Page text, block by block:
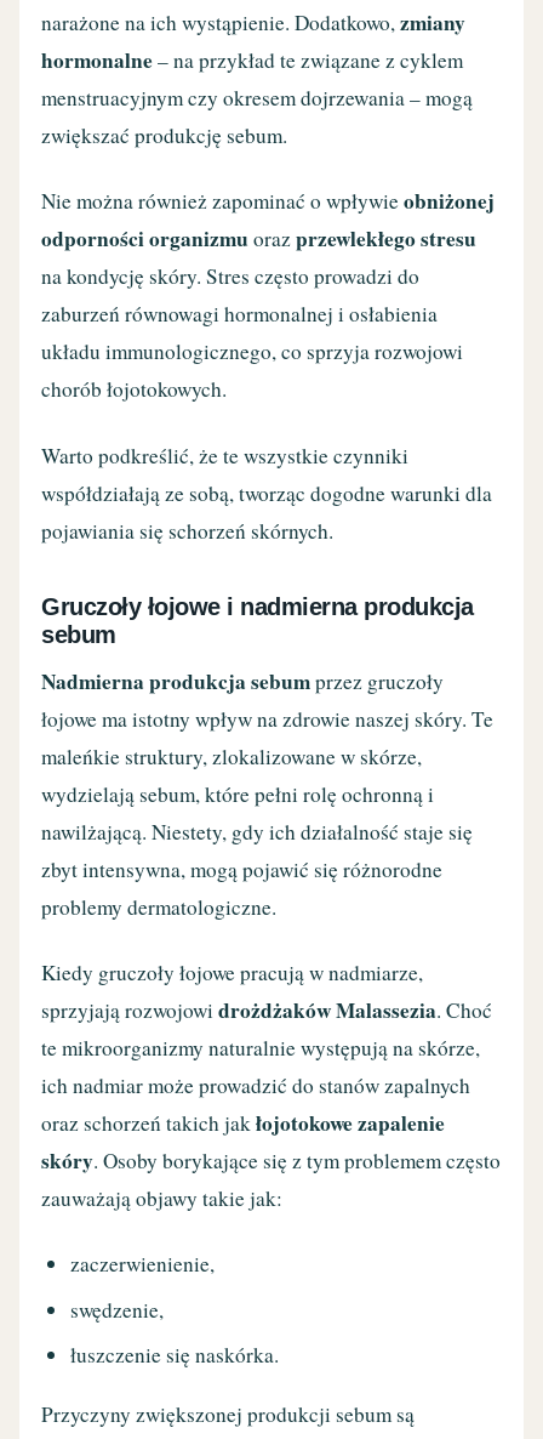
narażone na ich wystąpienie. Dodatkowo,zmiany
hormonalne– na przykład te związane z cyklem
menstruacyjnym czy okresem dojrzewania – mogą
zwiększać produkcję sebum.
Nie można również zapominać o wpływieobniżonej
odporności organizmuorazprzewlekłego stresu
na kondycję skóry. Stres często prowadzi do
zaburzeń równowagi hormonalnej i osłabienia
układu immunologicznego, co sprzyja rozwojowi
chorób łojotokowych.
Warto podkreślić, że te wszystkie czynniki
współdziałają ze sobą, tworząc dogodne warunki dla
pojawiania się schorzeń skórnych.
Gruczoły łojowe i nadmierna produkcja
sebum
Nadmierna produkcja sebumprzez gruczoły
łojowe ma istotny wpływ na zdrowie naszej skóry. Te
maleńkie struktury, zlokalizowane w skórze,
wydzielają sebum, które pełni rolę ochronną i
nawilżającą. Niestety, gdy ich działalność staje się
zbyt intensywna, mogą pojawić się różnorodne
problemy dermatologiczne.
Kiedy gruczoły łojowe pracują w nadmiarze,
sprzyjają rozwojowidrożdżaków Malassezia. Choć
te mikroorganizmy naturalnie występują na skórze,
ich nadmiar może prowadzić do stanów zapalnych
oraz schorzeń takich jakłojotokowe zapalenie
skóry. Osoby borykające się z tym problemem często
zauważają objawy takie jak:
zaczerwienienie,
swędzenie,
łuszczenie się naskórka.
Przyczyny zwiększonej produkcji sebum są